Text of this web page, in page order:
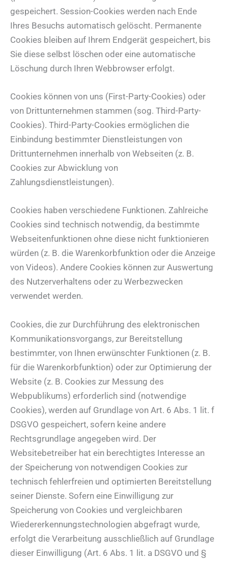
gespeichert. Session-Cookies werden nach Ende
Ihres Besuchs automatisch gelöscht. Permanente
Cookies bleiben auf Ihrem Endgerät gespeichert, bis
Sie diese selbst löschen oder eine automatische
Löschung durch Ihren Webbrowser erfolgt.
Cookies können von uns (First-Party-Cookies) oder
von Drittunternehmen stammen (sog. Third-Party-
Cookies). Third-Party-Cookies ermöglichen die
Einbindung bestimmter Dienstleistungen von
Drittunternehmen innerhalb von Webseiten (z. B.
Cookies zur Abwicklung von
Zahlungsdienstleistungen).
Cookies haben verschiedene Funktionen. Zahlreiche
Cookies sind technisch notwendig, da bestimmte
Webseitenfunktionen ohne diese nicht funktionieren
würden (z. B. die Warenkorbfunktion oder die Anzeige
von Videos). Andere Cookies können zur Auswertung
des Nutzerverhaltens oder zu Werbezwecken
verwendet werden.
Cookies, die zur Durchführung des elektronischen
Kommunikationsvorgangs, zur Bereitstellung
bestimmter, von Ihnen erwünschter Funktionen (z. B.
für die Warenkorbfunktion) oder zur Optimierung der
Website (z. B. Cookies zur Messung des
Webpublikums) erforderlich sind (notwendige
Cookies), werden auf Grundlage von Art. 6 Abs. 1 lit. f
DSGVO gespeichert, sofern keine andere
Rechtsgrundlage angegeben wird. Der
Websitebetreiber hat ein berechtigtes Interesse an
der Speicherung von notwendigen Cookies zur
technisch fehlerfreien und optimierten Bereitstellung
seiner Dienste. Sofern eine Einwilligung zur
Speicherung von Cookies und vergleichbaren
Wiedererkennungstechnologien abgefragt wurde,
erfolgt die Verarbeitung ausschließlich auf Grundlage
dieser Einwilligung (Art. 6 Abs. 1 lit. a DSGVO und §